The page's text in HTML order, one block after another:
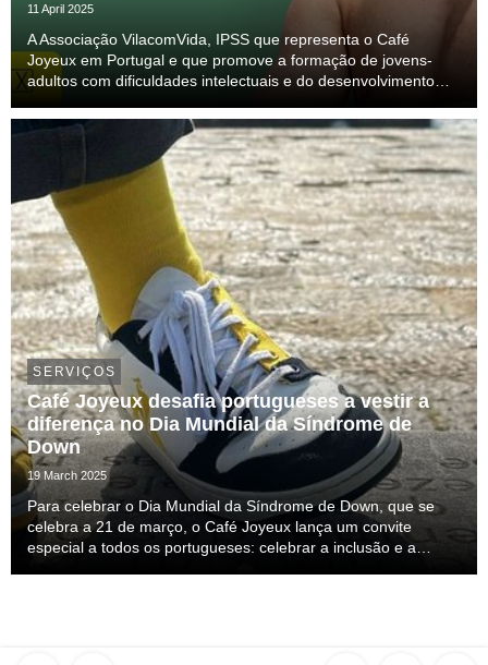
11 April 2025
A Associação VilacomVida, IPSS que representa o Café
Joyeux em Portugal e que promove a formação de jovens-
adultos com dificuldades intelectuais e do desenvolvimento
consignação gratuita do IRS.
SERVIÇOS
Café Joyeux desafia portugueses a vestir a
diferença no Dia Mundial da Síndrome de
Down
19 March 2025
Para celebrar o Dia Mundial da Síndrome de Down, que se
celebra a 21 de março, o Café Joyeux lança um convite
especial a todos os portugueses: celebrar a inclusão e a